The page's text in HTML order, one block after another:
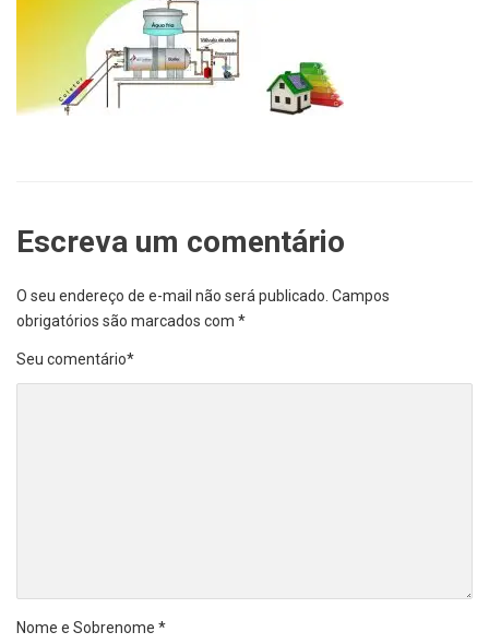
Escreva um comentário
O seu endereço de e-mail não será publicado. Campos
obrigatórios são marcados com *
Seu comentário*
Nome e Sobrenome *